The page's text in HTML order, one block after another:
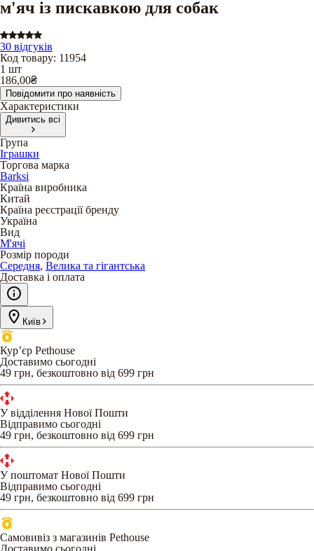
м'яч із пискавкою для собак
30 відгуків
Код товару: 11954
1 шт
186,00₴
Повідомити про наявність
Характеристики
Дивитись всі
Група
Іграшки
Торгова марка
Barksi
Країна виробника
Китай
Країна реєстрації бренду
Україна
Вид
М'ячі
Розмір породи
Середня, Велика та гігантська
Доставка і оплата
Київ
Кур’єр Pethouse
Доставимо сьогодні
49 грн, безкоштовно від 699 грн
У відділення Нової Пошти
Відправимо сьогодні
49 грн, безкоштовно від 699 грн
У поштомат Нової Пошти
Відправимо сьогодні
49 грн, безкоштовно від 699 грн
Самовивіз з магазинів Pethouse
Доставимо сьогодні